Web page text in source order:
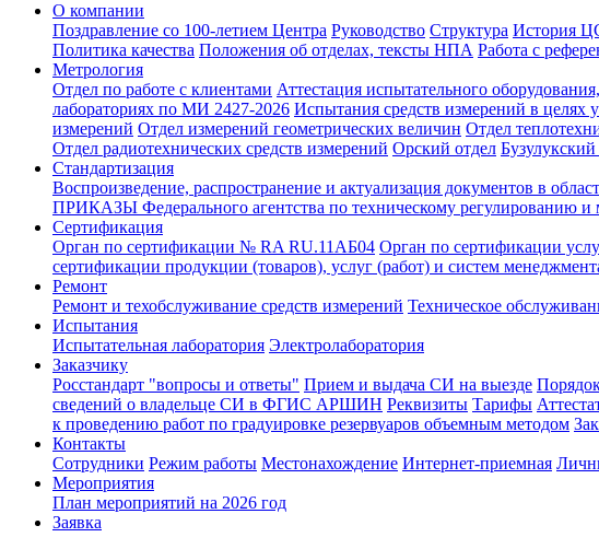
О компании
Поздравление со 100-летием Центра Руководство Структура История
Политика качества Положения об отделах, тексты НПА Работа с
Метрология
Отдел по работе с клиентами Аттестация испытательного
лабораториях по МИ 2427-2026 Испытания средств измерений в целях
измерений Отдел измерений геометрических величин Отдел
Отдел радиотехнических средств измерений Орский отдел Бузулукский
Стандартизация
Воспроизведение, распространение и актуализация документов в
ПРИКАЗЫ Федерального агентства по техническому регулированию и
Сертификация
Орган по сертификации № RA RU.11АБ04 Орган по сертификации
сертификации продукции (товаров), услуг (работ) и систем
Ремонт
Ремонт и техобслуживание средств измерений Техническое
Испытания
Испытательная лаборатория Электролаборатория
Заказчику
Росстандарт "вопросы и ответы" Прием и выдача СИ на выезде
сведений о владельце СИ в ФГИС АРШИН Реквизиты Тарифы
к проведению работ по градуировке резервуаров объемным методом
Контакты
Сотрудники Режим работы Местонахождение Интернет-приемная
Мероприятия
План мероприятий на 2026 год
Заявка